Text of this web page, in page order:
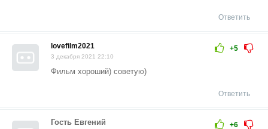
Ответить
+5
lovefilm2021
3 декабря 2021 22:10
Фильм хороший) советую)
Ответить
+6
Гость Евгений